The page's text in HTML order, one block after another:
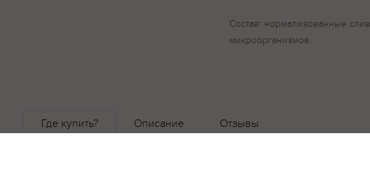
Состав: нормализованные
микроорганизмов.
Где купить? Описание Отзывы